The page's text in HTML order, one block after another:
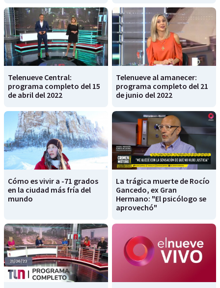
Telenueve Central:
programa completo del 15
de abril del 2022
Telenueve al amanecer:
programa completo del 21
de junio del 2022
Cómo es vivir a -71 grados
en la ciudad más fría del
mundo
La trágica muerte de Rocío
Gancedo, ex Gran
Hermano: "El psicólogo se
aprovechó"